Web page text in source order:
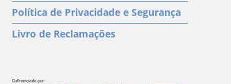
Política de Privacidade e Segurança
Livro de Reclamações